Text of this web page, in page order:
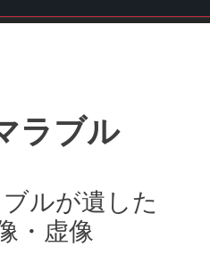
ラブル
ブルが遺した
・虚像